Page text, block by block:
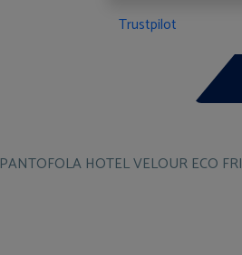
Trustpilot
PANTOFOLA HOTEL VELOUR ECO